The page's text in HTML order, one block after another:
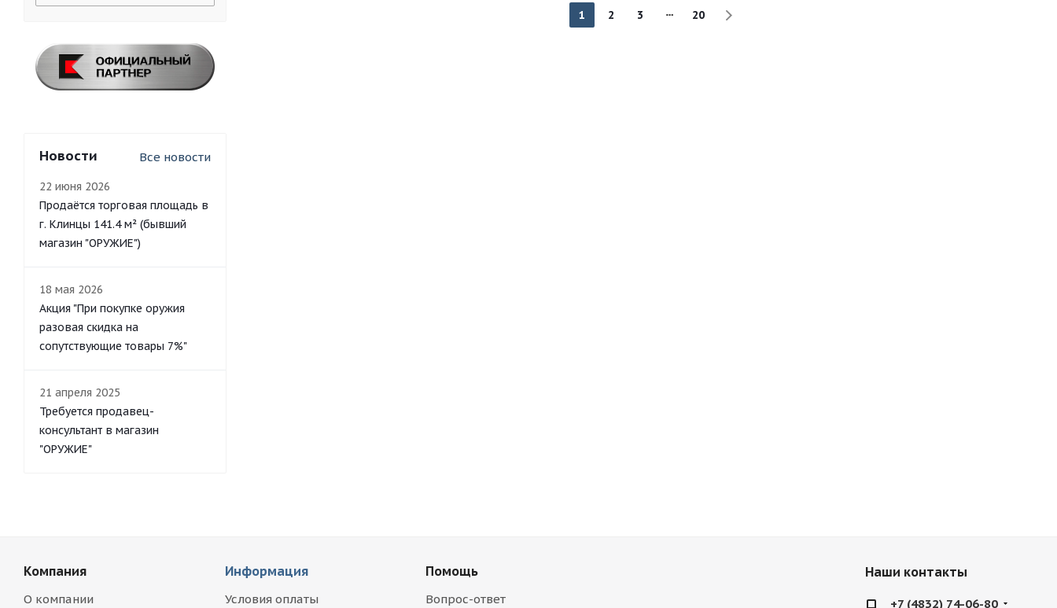
1 2 3 20
Вилейка
Заводспецизделий г.Калуга
Ижевские Инженерные
принадлежности и
охотничьего оружия
НЛО Прогресс
С.К.О.С.
ТОЗ
ТОР
ЭСТ-ПРИМ
Новости Все новости
22 июня 2026
Продаётся торговая площадь в
г. Клинцы 141.4 м² (бывший
магазин "ОРУЖИЕ")
18 мая 2026
Акция "При покупке оружия
разовая скидка на
сопутствующие товары 7%"
21 апреля 2025
Требуется продавец-
консультант в магазин
"ОРУЖИЕ"
Компания
О компании
Информация
Условия оплаты
Помощь
Вопрос-ответ
Наши контакты
+7 (4832) 74-06-80